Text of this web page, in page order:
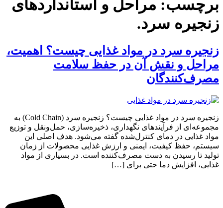
برچسب: مراحل و استانداردهای
زنجیره سرد.
زنجیره سرد در مواد غذایی چیست؟ اهمیت،
مراحل و نقش آن در حفظ سلامت
مصرف‌کنندگان
زنجیره سرد در مواد غذایی چیست؟ زنجیره سرد (Cold Chain) به
مجموعه‌ای از فرآیندهای نگهداری، ذخیره‌سازی، حمل‌ونقل و توزیع
مواد غذایی در دمای کنترل‌شده گفته می‌شود. هدف اصلی این
سیستم، حفظ کیفیت، ایمنی و ارزش غذایی محصولات از زمان
تولید تا رسیدن به دست مصرف‌کننده است. در بسیاری از مواد
غذایی، افزایش دما حتی برای […]